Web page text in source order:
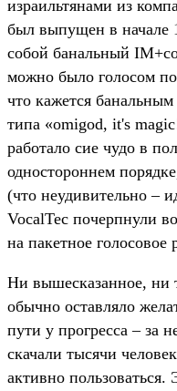
израильтянами из
был выпущен в начале
собой банальный
можно было голосом
что кажется
типа «omigod, it's
работало сие чудо в
одностороннем
(что неудивительно –
VocalTec почерпнули
на пакетное голосовое
Ни вышесказанное, ни
обычно оставляло
пути у прогресса – за
скачали тысячи
активно